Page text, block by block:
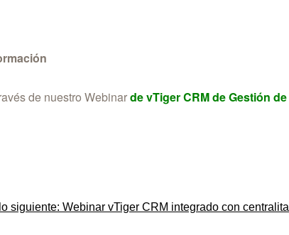
de nuestro Webinarde vTiger CRM de Gestión de
siguiente: Webinar vTiger CRM integrado con centralita